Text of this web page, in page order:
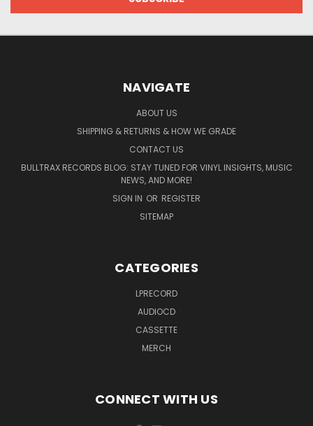
NAVIGATE
ABOUT US
SHIPPING & RETURNS & HOW WE GRADE
CONTACT US
BULLTRAX RECORDS BLOG: STAY TUNED FOR VINYL INSIGHTS, MUSIC
NEWS, AND MORE!
SIGN IN OR REGISTER
SITEMAP
CATEGORIES
LPRECORD
AUDIOCD
CASSETTE
MERCH
CONNECT WITH US